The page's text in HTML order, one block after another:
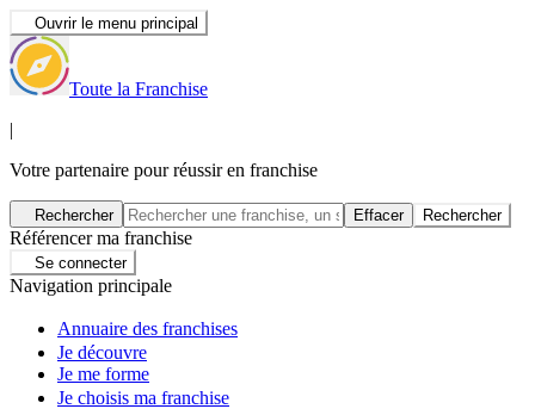
Ouvrir le menu principal
Toute la Franchise
|
Votre partenaire pour réussir en franchise
Rechercher Effacer Rechercher
Référencer ma franchise
Se connecter
Navigation principale
Annuaire des franchises
Je découvre
Je me forme
Je choisis ma franchise